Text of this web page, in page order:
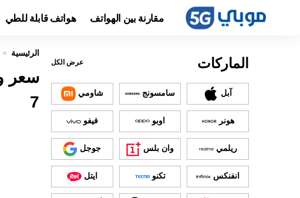
مقارنة بين الهواتف هواتف قابلة للطي
الرئيسية
7
الماركات عرض الكل
آبل سامسونج شاومي
هونر اوبو فيفو
ريلمي وان بلس جوجل
انفنكس تكنو ايتل